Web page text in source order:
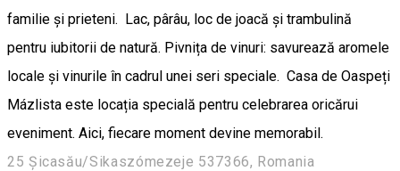
familie și prieteni. Lac, pârâu, loc de joacă și trambulină
pentru iubitorii de natură. Pivnița de vinuri: savurează aromele
locale și vinurile în cadrul unei seri speciale. Casa de Oaspeți
Mázlista este locația specială pentru celebrarea oricărui
eveniment. Aici, fiecare moment devine memorabil.
25 Șicasău/Sikaszómezeje 537366, Romania